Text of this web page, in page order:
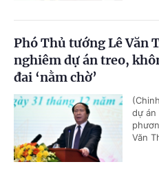
Phó Thủ tướng Lê Văn
nghiêm dự án treo,
đai ‘nằm chờ’
dự án
Văn